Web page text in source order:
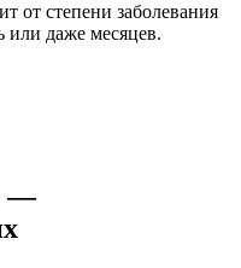
от степени заболевания
или даже месяцев.
—